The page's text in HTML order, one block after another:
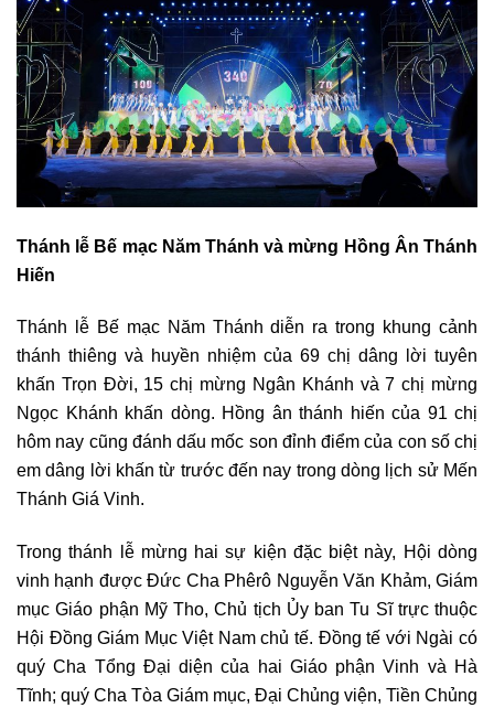
Thánh lễ Bế mạc Năm Thánh và mừng Hồng Ân Thánh
Hiến
Thánh lễ Bế mạc Năm Thánh diễn ra trong khung cảnh
thánh thiêng và huyền nhiệm của 69 chị dâng lời tuyên
khấn Trọn Đời, 15 chị mừng Ngân Khánh và 7 chị mừng
Ngọc Khánh khấn dòng. Hồng ân thánh hiến của 91 chị
hôm nay cũng đánh dấu mốc son đỉnh điểm của con số chị
em dâng lời khấn từ trước đến nay trong dòng lịch sử Mến
Thánh Giá Vinh.
Trong thánh lễ mừng hai sự kiện đặc biệt này, Hội dòng
vinh hạnh được Đức Cha Phêrô Nguyễn Văn Khảm, Giám
mục Giáo phận Mỹ Tho, Chủ tịch Ủy ban Tu Sĩ trực thuộc
Hội Đồng Giám Mục Việt Nam chủ tế. Đồng tế với Ngài có
quý Cha Tổng Đại diện của hai Giáo phận Vinh và Hà
Tĩnh; quý Cha Tòa Giám mục, Đại Chủng viện, Tiền Chủng